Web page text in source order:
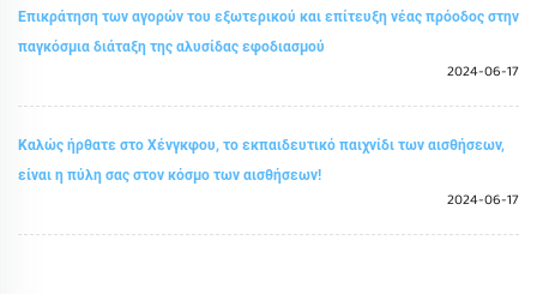
Επικράτηση των αγορών του εξωτερικού και επίτευξη νέας πρόοδος στην
παγκόσμια διάταξη της αλυσίδας εφοδιασμού
2024-06-17
Καλώς ήρθατε στο Χένγκφου, το εκπαιδευτικό παιχνίδι των αισθήσεων,
είναι η πύλη σας στον κόσμο των αισθήσεων!
2024-06-17